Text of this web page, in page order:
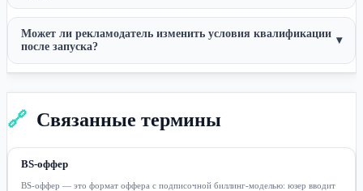
Может ли рекламодатель изменить условия квалификации
после запуска?
▾
🔗 Связанные термины
BS-оффер
BS-оффер — это формат оффера с подписочной биллинг-моделью: юзер вводит